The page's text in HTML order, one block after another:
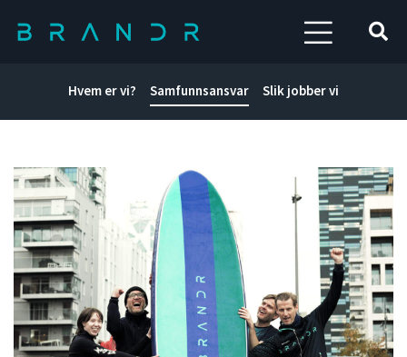
Hvem er vi? Samfunnsansvar Slik jobber vi